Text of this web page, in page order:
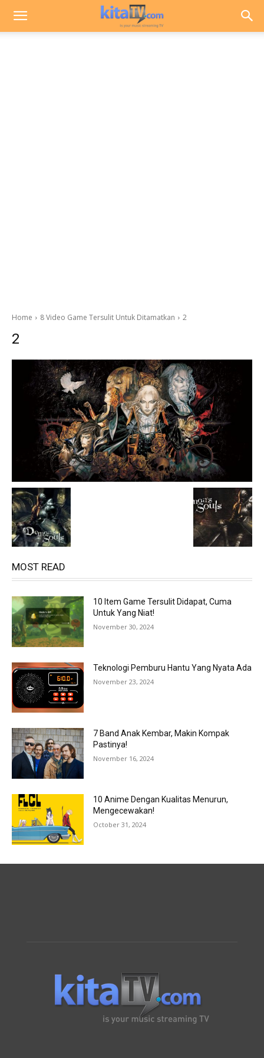
Home 8 Video Game Tersulit Untuk Ditamatkan 2
2
MOST READ
10 Item Game Tersulit Didapat, Cuma
Untuk Yang Niat!
November 30, 2024
Teknologi Pemburu Hantu Yang Nyata Ada
November 23, 2024
7 Band Anak Kembar, Makin Kompak
Pastinya!
November 16, 2024
10 Anime Dengan Kualitas Menurun,
Mengecewakan!
October 31, 2024